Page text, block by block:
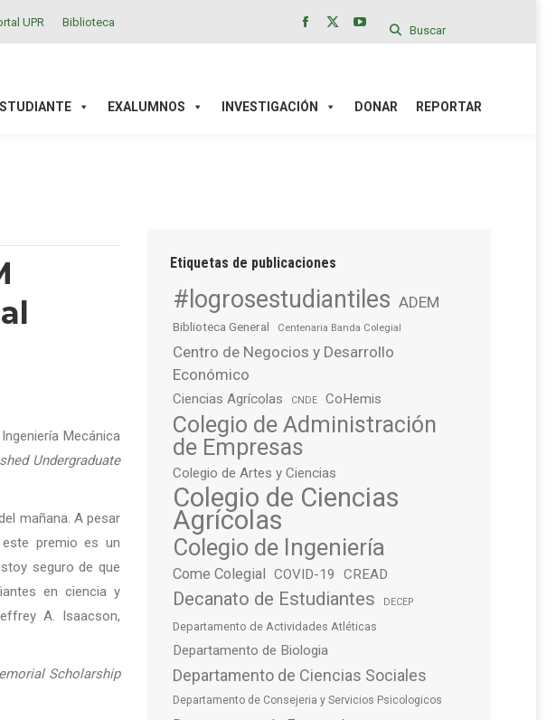
UPR Biblioteca
in
in
YouTube
in
Buscar
EXALUMNOS INVESTIGACIÓN DONAR REPORTAR
Mecánica
Undergraduate
mañana. A pesar
premio es un
seguro de que
en ciencia y
A. Isaacson,
Scholarship
Etiquetas de publicaciones
#logrosestudiantiles ADEM
Biblioteca General Centenaria Banda Colegial
Centro de Negocios y Desarrollo
Económico
Ciencias Agrícolas CNDE CoHemis
Colegio de Administración
de Empresas
Colegio de Artes y Ciencias
Colegio de Ciencias
Agrícolas
Colegio de Ingeniería
Come Colegial COVID-19 CREAD
Decanato de Estudiantes DECEP
Departamento de Actividades Atléticas
Departamento de Biologia
Departamento de Ciencias Sociales
Departamento de Consejeria y Servicios Psicologicos